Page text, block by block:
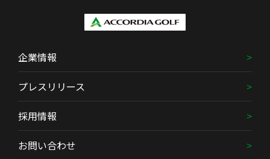
企業情報
プレスリリース
採用情報
お問い合わせ